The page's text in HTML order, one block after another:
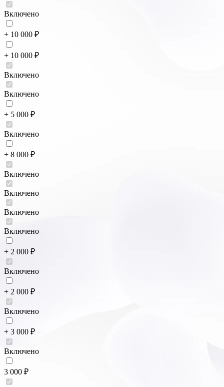
Включено
+ 10 000 ₽
+ 10 000 ₽
Включено
Включено
+ 5 000 ₽
Включено
+ 8 000 ₽
Включено
Включено
Включено
Включено
+ 2 000 ₽
Включено
+ 2 000 ₽
Включено
+ 3 000 ₽
Включено
3 000 ₽